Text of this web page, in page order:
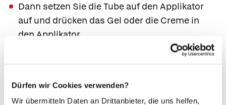
Dürfen wir Cookies verwenden?
Wir übermitteln Daten an Drittanbieter, die uns helfen,
Dann setzen Sie die Tube auf den Applikator
auf und drücken das Gel oder die Creme in
den Applikator.
Legen Sie sich auf den Rücken und ziehen Sie
die Beine an. So ist der Beckenboden